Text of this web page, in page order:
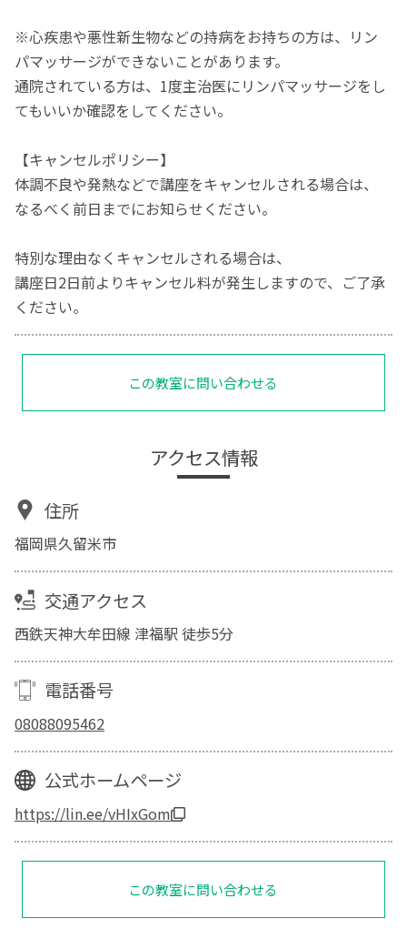
※心疾患や悪性新生物などの持病をお持ちの方は、リン
パマッサージができないことがあります。
通院されている方は、1度主治医にリンパマッサージをし
てもいいか確認をしてください。
【キャンセルポリシー】
体調不良や発熱などで講座をキャンセルされる場合は、
なるべく前日までにお知らせください。
特別な理由なくキャンセルされる場合は、
講座日2日前よりキャンセル料が発生しますので、ご了承
ください。
この教室に問い合わせる
アクセス情報
住所
福岡県久留米市
交通アクセス
西鉄天神大牟田線 津福駅 徒歩5分
電話番号
08088095462
公式ホームページ
https://lin.ee/vHIxGom
この教室に問い合わせる